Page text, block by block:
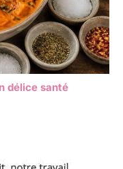
délice santé